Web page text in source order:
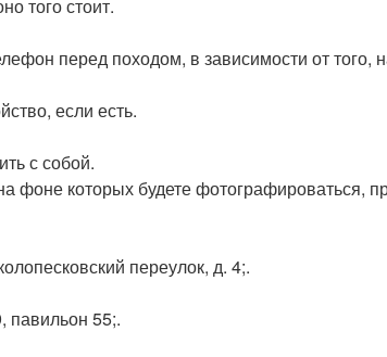
того стоит.
перед походом, в зависимости от того,
если есть.
с собой.
фоне которых будете фотографироваться,
переулок, д. 4;.
павильон 55;.